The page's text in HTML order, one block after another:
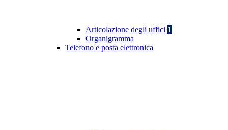
Articolazione degli uffici 1
Organigramma
Telefono e posta elettronica